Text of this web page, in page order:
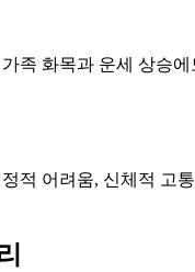
족 화목과 운세 상승
어려움, 신체적 고